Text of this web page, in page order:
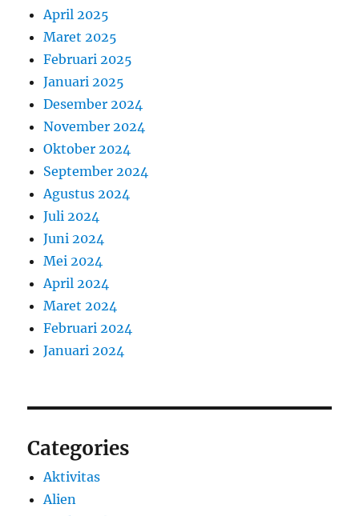
April 2025
Maret 2025
Februari 2025
Januari 2025
Desember 2024
November 2024
Oktober 2024
September 2024
Agustus 2024
Juli 2024
Juni 2024
Mei 2024
April 2024
Maret 2024
Februari 2024
Januari 2024
Categories
Aktivitas
Alien